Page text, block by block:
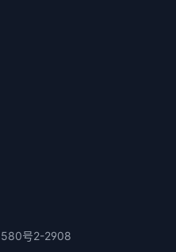
号2-2908